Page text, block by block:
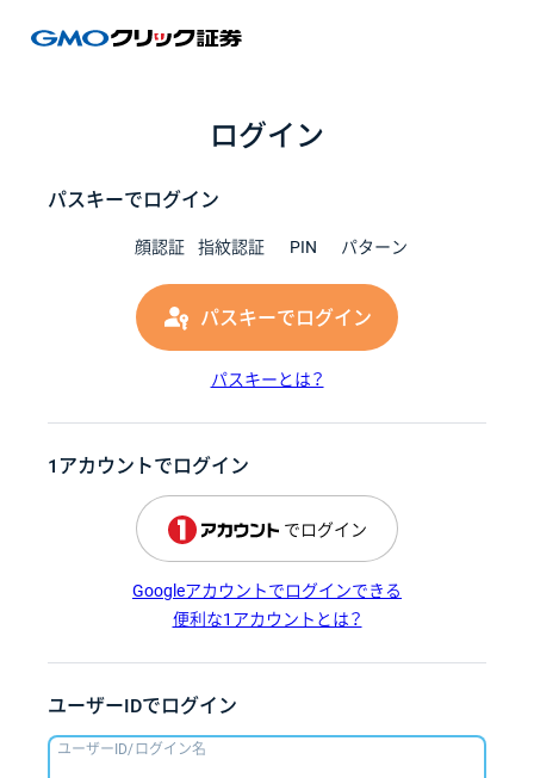
ログイン
パスキーでログイン
顔認証 指紋認証 PIN パターン
パスキーでログイン
パスキーとは？
1アカウントでログイン
でログイン
Googleアカウントでログインできる
便利な1アカウントとは？
ユーザーIDでログイン
ユーザーID/ログイン名